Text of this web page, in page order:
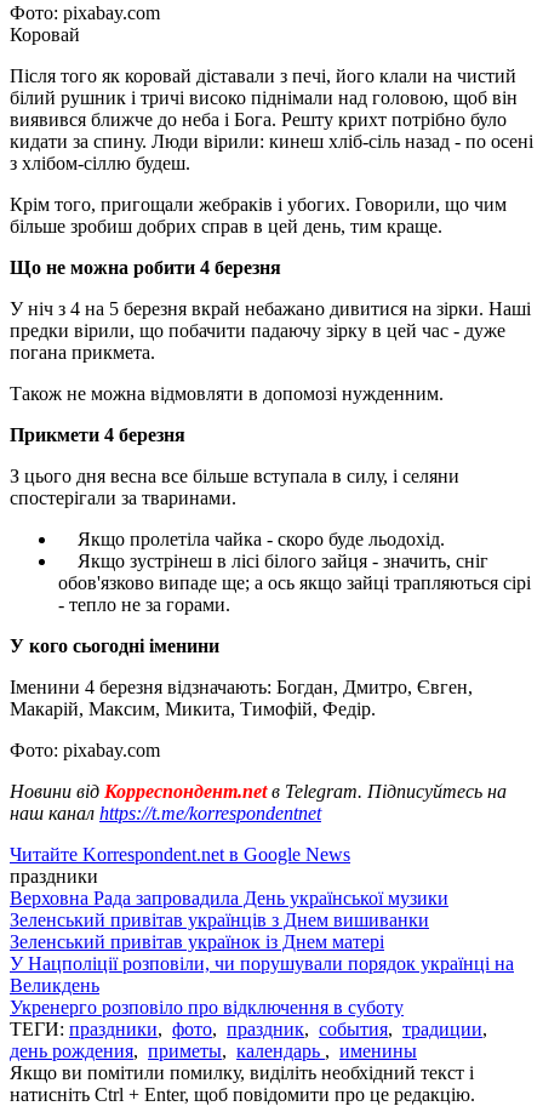
Фото: pixabay.com
Коровай
Після того як коровай діставали з печі, його клали на чистий
білий рушник і тричі високо піднімали над головою, щоб він
виявився ближче до неба і Бога. Решту крихт потрібно було
кидати за спину. Люди вірили: кинеш хліб-сіль назад - по осені
з хлібом-сіллю будеш.
Крім того, пригощали жебраків і убогих. Говорили, що чим
більше зробиш добрих справ в цей день, тим краще.
Що не можна робити 4 березня
У ніч з 4 на 5 березня вкрай небажано дивитися на зірки. Наші
предки вірили, що побачити падаючу зірку в цей час - дуже
погана прикмета.
Також не можна відмовляти в допомозі нужденним.
Прикмети 4 березня
З цього дня весна все більше вступала в силу, і селяни
спостерігали за тваринами.
Якщо пролетіла чайка - скоро буде льодохід.
Якщо зустрінеш в лісі білого зайця - значить, сніг
обов'язково випаде ще; а ось якщо зайці трапляються сірі
- тепло не за горами.
У кого сьогодні іменини
Іменини 4 березня відзначають: Богдан, Дмитро, Євген,
Макарій, Максим, Микита, Тимофій, Федір.
Фото: pixabay.com
Новини від Корреспондент.netв Telegram. Підписуйтесь на
наш канал https://t.me/korrespondentnet
Читайте Korrespondent.net в Google News
праздники
Верховна Рада запровадила День української музики
Зеленський привітав українців з Днем вишиванки
Зеленський привітав українок із Днем матері
У Нацполіції розповіли, чи порушували порядок українці на
Великдень
Укренерго розповіло про відключення в суботу
ТЕГИ: праздники, фото, праздник, события, традиции,
день рождения, приметы, календарь , именины
Якщо ви помітили помилку, виділіть необхідний текст і
натисніть Ctrl + Enter, щоб повідомити про це редакцію.